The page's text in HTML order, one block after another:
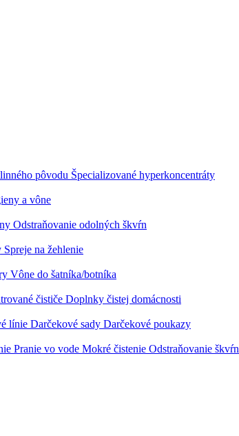
pôvodu Špecializované hyperkoncentráty
a vône
Odstraňovanie odolných škvŕn
Spreje na žehlenie
Vône do šatníka/botníka
čističe Doplnky čistej domácnosti
línie Darčekové sady Darčekové poukazy
Pranie vo vode Mokré čistenie Odstraňovanie škvŕn